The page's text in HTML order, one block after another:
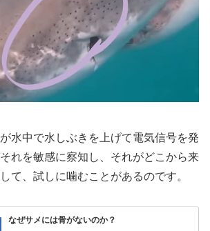
水中で水しぶきを上げて電気信号を発
れを敏感に察知し、それがどこから来
て、試しに噛むことがあるのです。
なぜサメには骨がないのか？